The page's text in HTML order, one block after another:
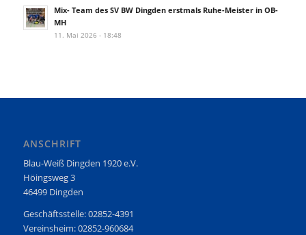
Mix- Team des SV BW Dingden erstmals Ruhe-Meister in OB-
MH
11. Mai 2026 - 18:48
ANSCHRIFT
Blau-Weiß Dingden 1920 e.V.
Höingsweg 3
46499 Dingden
Geschäftsstelle: 02852-4391
Vereinsheim: 02852-960684